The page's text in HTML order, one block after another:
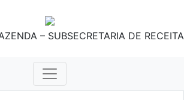
– SUBSECRETARIA DE RECEITA